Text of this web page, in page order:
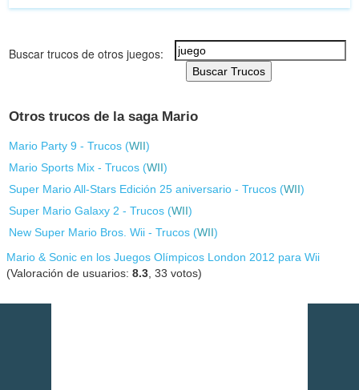
Buscar trucos de otros juegos:
Buscar Trucos
Otros trucos de la saga Mario
Mario Party 9 - Trucos (WII)
Mario Sports Mix - Trucos (WII)
Super Mario All-Stars Edición 25 aniversario - Trucos (WII)
Super Mario Galaxy 2 - Trucos (WII)
New Super Mario Bros. Wii - Trucos (WII)
Mario & Sonic en los Juegos Olímpicos London 2012 para Wii
(Valoración de usuarios:8.3 ,33 votos)